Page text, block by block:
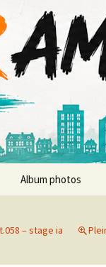
Album photos
– stage ia